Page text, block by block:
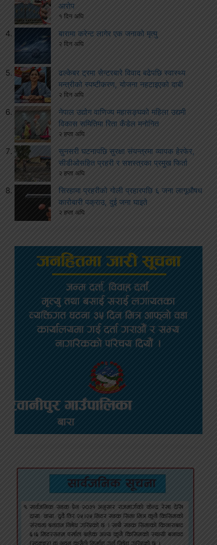
आरोप
१ दिन अघि
बारामा करेन्ट लागेर एक जनाको मृत्यु
२ दिन अघि
ढल्केबर ट्रमा सेन्टरबारे विवाद बढेपछि स्वास्थ्य
मन्त्रीको स्पष्टीकरण, योजना नहटाइएको दाबी
२ दिन अघि
नेपाल उद्योग वाणिज्य महासङ्घको महिला उद्यमी
विकास समितिमा रिता कँडेल मनोनित
२ हप्ता अघि
सुनसरी घटनापछि सुरक्षा संयन्त्रमा व्यापक हेरफेर,
सीडीओसहित प्रहरी र सशस्त्रका प्रमुख फिर्ता
२ हप्ता अघि
सिरहामा प्रहरीको गोली प्रहारपछि ६ जना लागूऔषध
कारोबारी पक्राउ, दुई जना घाइते
२ हप्ता अघि